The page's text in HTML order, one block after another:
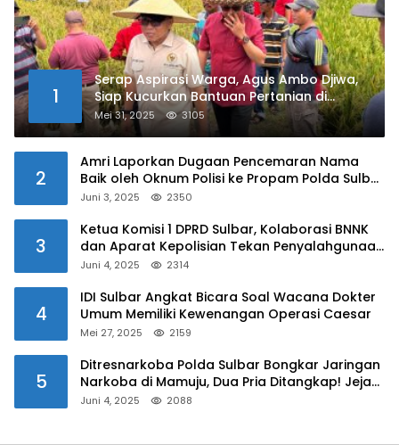
1
Serap Aspirasi Warga, Agus Ambo Djiwa,
Siap Kucurkan Bantuan Pertanian di
Kalukku
Mei 31, 2025 3105
2
Amri Laporkan Dugaan Pencemaran Nama
Baik oleh Oknum Polisi ke Propam Polda Sulbar
Juni 3, 2025 2350
3
Ketua Komisi 1 DPRD Sulbar, Kolaborasi BNNK
dan Aparat Kepolisian Tekan Penyalahgunaan
Juni 4, 2025 2314
4
IDI Sulbar Angkat Bicara Soal Wacana Dokter
Umum Memiliki Kewenangan Operasi Caesar
Mei 27, 2025 2159
5
Ditresnarkoba Polda Sulbar Bongkar Jaringan
Narkoba di Mamuju, Dua Pria Ditangkap! Jejak
Juni 4, 2025 2088